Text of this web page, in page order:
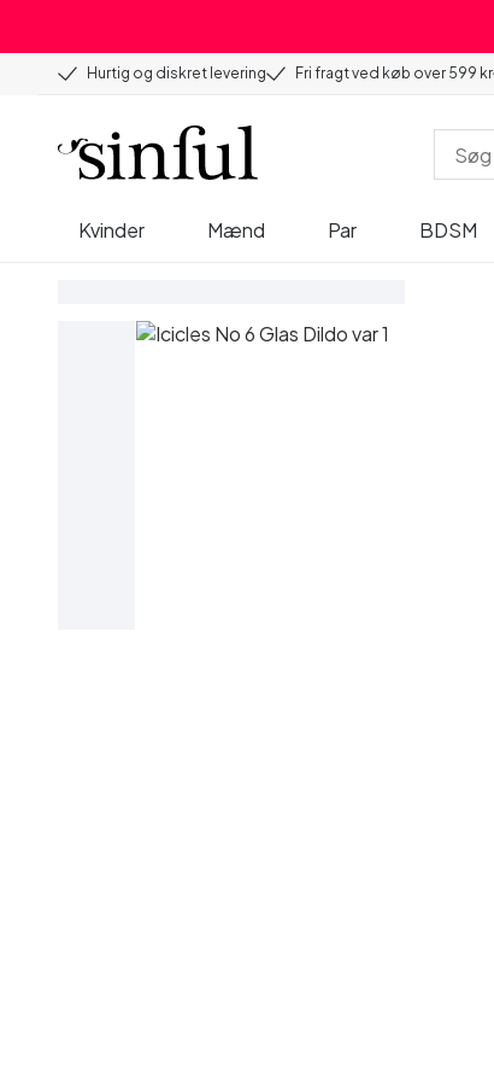
Hurtig og diskret levering Fri fragt ved køb over 599 kr
Kvinder Mænd Par BDSM